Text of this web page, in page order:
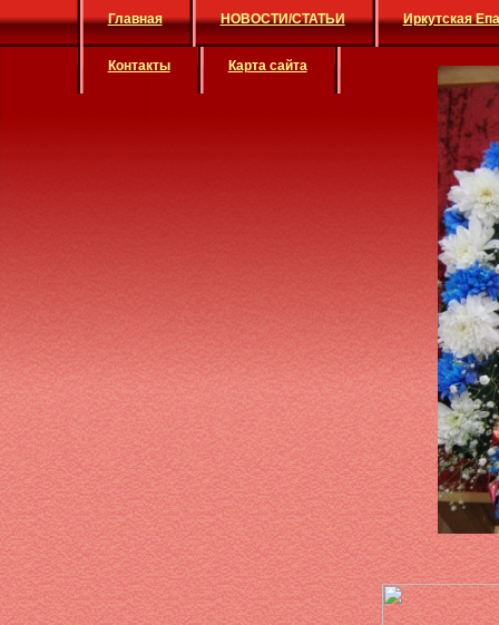
Главная НОВОСТИ/СТАТЬИ Иркутская
Контакты Карта сайта